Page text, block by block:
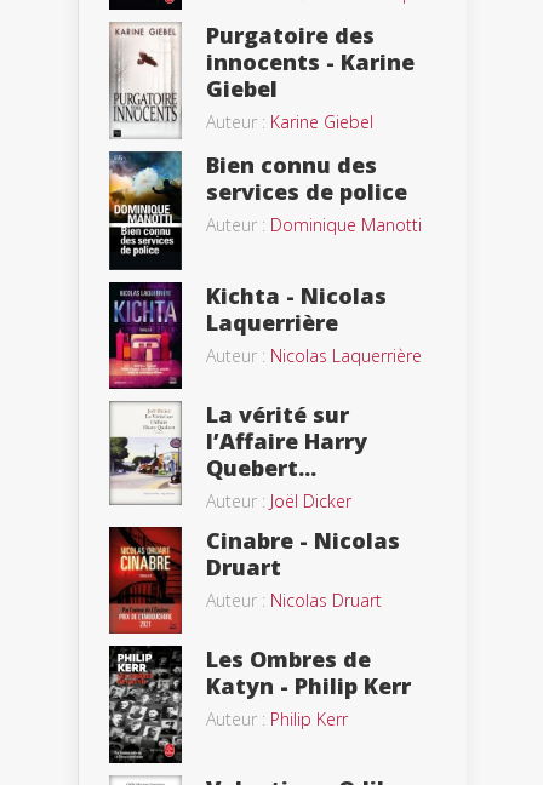
Purgatoire des
innocents - Karine
Giebel
Auteur : Karine Giebel
Bien connu des
services de police
Auteur : Dominique Manotti
Kichta - Nicolas
Laquerrière
Auteur : Nicolas Laquerrière
La vérité sur
l’Affaire Harry
Quebert...
Auteur : Joël Dicker
Cinabre - Nicolas
Druart
Auteur : Nicolas Druart
Les Ombres de
Katyn - Philip Kerr
Auteur : Philip Kerr